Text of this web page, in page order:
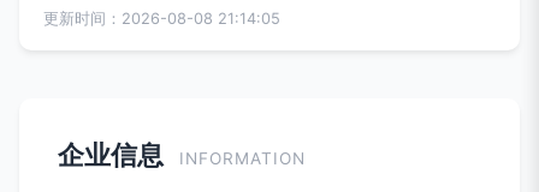
更新时间：2026-08-08 21:14:05
企业信息 INFORMATION